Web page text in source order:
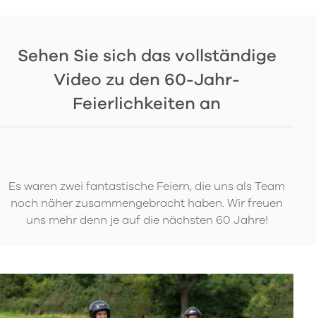
Sehen Sie sich das vollständige
Video zu den 60-Jahr-
Feierlichkeiten an
Es waren zwei fantastische Feiern, die uns als Team
noch näher zusammengebracht haben. Wir freuen
uns mehr denn je auf die nächsten 60 Jahre!